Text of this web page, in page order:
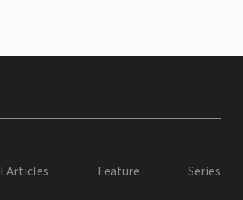
Articles Feature Series